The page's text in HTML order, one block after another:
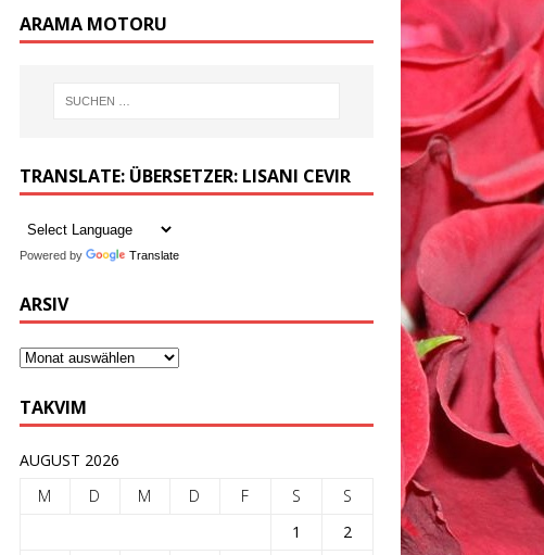
ARAMA MOTORU
TRANSLATE: ÜBERSETZER: LISANI CEVIR
Powered by Translate
ARSIV
TAKVIM
AUGUST 2026
M
D M D F S
S
1
2